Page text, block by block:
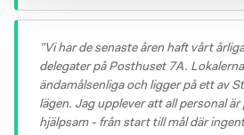
”Vi har de senaste åren haft vårt
delegater på Posthuset 7A.
ändamålsenliga och ligger på ett av
lägen. Jag upplever att all personal
hjälpsam - från start till mål där